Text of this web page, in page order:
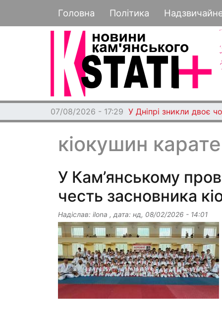
Основная навигация
Головна Політика
07/08/2026 - 17:29 У Дніпрі зникли двоє
кіокушин карате
У Кам’янському
честь засновника
Надіслав: ilona , дата: нд, 08/02/2026 - 14:01